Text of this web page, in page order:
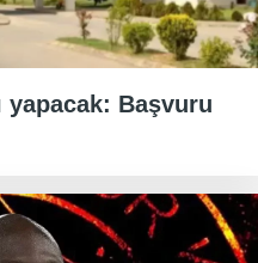
yapacak: Başvuru